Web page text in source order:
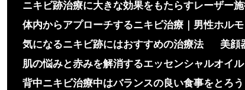
ニキビ跡治療に大きな効果をもたらすレーザー
体内からアプローチするニキビ治療｜男性ホル
気になるニキビ跡にはおすすめの治療法
美顔
肌の悩みと赤みを解消するエッセンシャルオイル
背中ニキビ治療中はバランスの良い食事をとろう